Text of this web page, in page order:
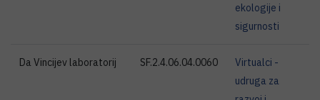
ekologije i
sigurnosti
Da Vincijev laboratorij SF.2.4.06.04.0060
Virtualci -
udruga za